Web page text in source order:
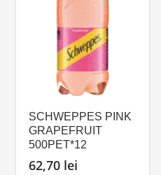
SCHWEPPES PINK
GRAPEFRUIT
500PET*12
62,70 lei